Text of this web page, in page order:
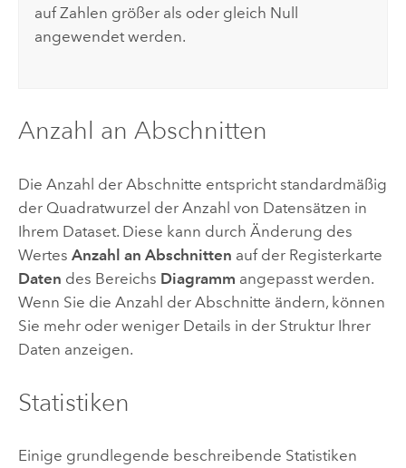
auf Zahlen größer als oder gleich Null
angewendet werden.
Anzahl an Abschnitten
Die Anzahl der Abschnitte entspricht standardmäßig
der Quadratwurzel der Anzahl von Datensätzen in
Ihrem Dataset. Diese kann durch Änderung des
Wertes Anzahl an Abschnitten auf der Registerkarte
Daten des Bereichs Diagramm angepasst werden.
Wenn Sie die Anzahl der Abschnitte ändern, können
Sie mehr oder weniger Details in der Struktur Ihrer
Daten anzeigen.
Statistiken
Einige grundlegende beschreibende Statistiken